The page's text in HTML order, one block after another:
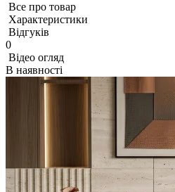
Все про товар
Характеристики
Відгуків
0
Відео огляд
В наявності